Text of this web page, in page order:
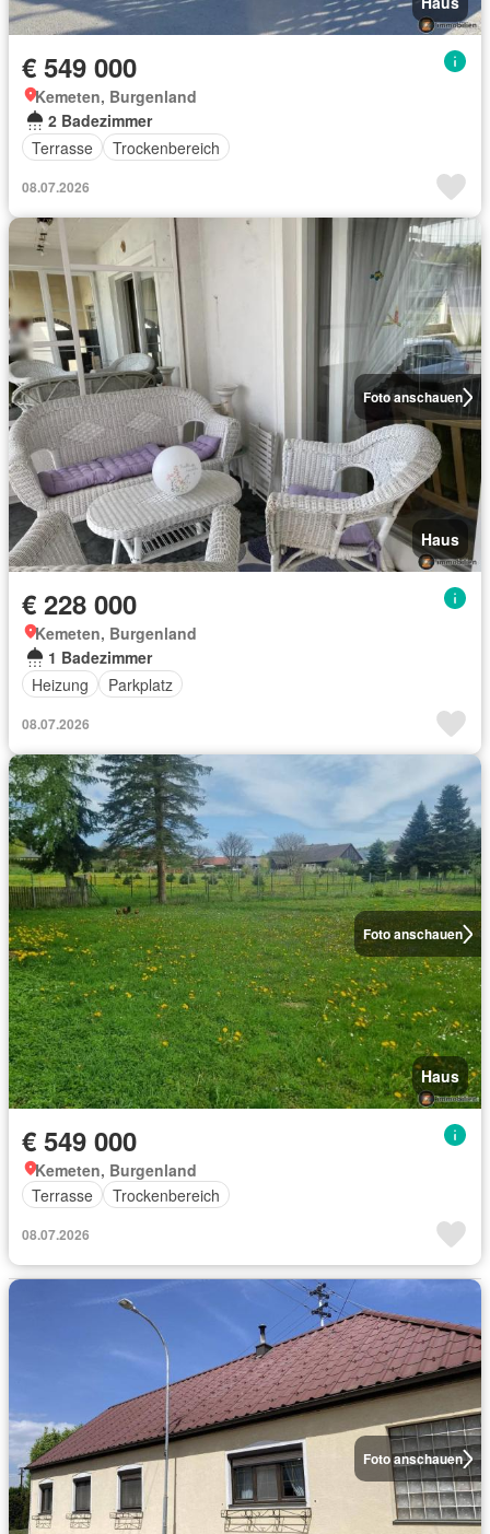
€ 549 000
Kemeten, Burgenland
2 Badezimmer
Terrasse
Trockenbereich
08.07.2026
Foto anschauen
Haus
€ 228 000
Kemeten, Burgenland
1 Badezimmer
Heizung
Parkplatz
08.07.2026
Foto anschauen
Haus
€ 549 000
Kemeten, Burgenland
Terrasse
Trockenbereich
08.07.2026
Foto anschauen